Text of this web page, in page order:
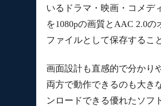
いるドラマ・映画・コメデ
を1080pの画質とAAC 2.0
ファイルとして保存するこ
画面設計も直感的で分かり
両方で動作できるのも大き
ンロードできる優れたソフ